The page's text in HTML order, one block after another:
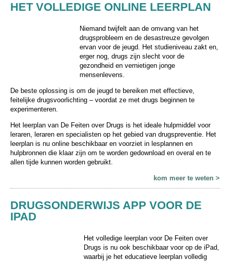
HET VOLLEDIGE ONLINE LEERPLAN
Niemand twijfelt aan de omvang van het
drugsprobleem en de desastreuze gevolgen
ervan voor de jeugd. Het studieniveau zakt en,
erger nog, drugs zijn slecht voor de
gezondheid en vernietigen jonge
mensenlevens.
De beste oplossing is om de jeugd te bereiken met effectieve,
feitelijke drugsvoorlichting – voordat ze met drugs beginnen te
experimenteren.
Het leerplan van De Feiten over Drugs is het ideale hulpmiddel voor
leraren, leraren en specialisten op het gebied van drugspreventie. Het
leerplan is nu online beschikbaar en voorziet in lesplannen en
hulpbronnen die klaar zijn om te worden gedownload en overal en te
allen tijde kunnen worden gebruikt.
kom meer te weten >
DRUGSONDERWIJS APP VOOR DE
IPAD
Het volledige leerplan voor De Feiten over
Drugs is nu ook beschikbaar voor op de iPad,
waarbij je het educatieve leerplan volledig